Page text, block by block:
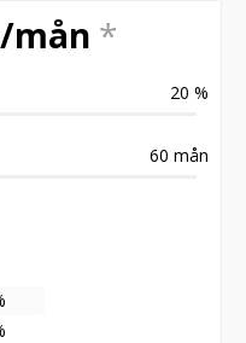
mån *
20 %
60 mån